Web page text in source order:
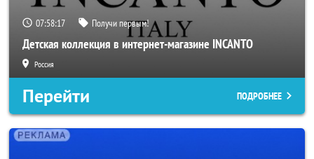
07:58:16 Получи первым!
Детская коллекция в интернет-магазине INCANTO
Россия
Перейти ПОДРОБНЕЕ